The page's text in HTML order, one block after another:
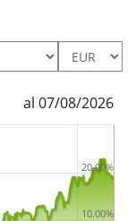
Estate ESG UCITS
con un
al 07/08/2026
10.00%
20.00%